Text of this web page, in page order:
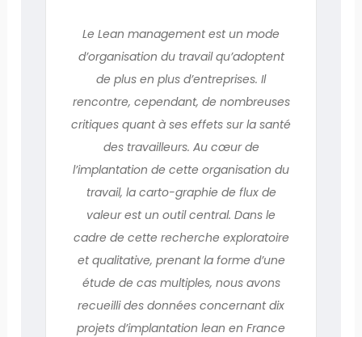
Le Lean management est un mode
d’organisation du travail qu’adoptent
de plus en plus d’entreprises. Il
rencontre, cependant, de nombreuses
critiques quant à ses effets sur la santé
des travailleurs. Au cœur de
l’implantation de cette organisation du
travail, la carto-graphie de flux de
valeur est un outil central. Dans le
cadre de cette recherche exploratoire
et qualitative, prenant la forme d’une
étude de cas multiples, nous avons
recueilli des données concernant dix
projets d’implantation lean en France